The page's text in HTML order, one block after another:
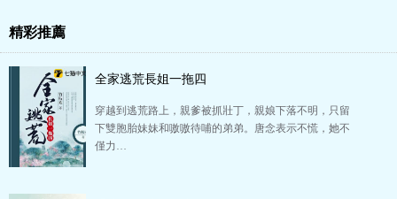
精彩推薦
全家逃荒長姐一拖四
穿越到逃荒路上，親爹被抓壯丁，親娘下落不明，只留
下雙胞胎妹妹和嗷嗷待哺的弟弟。唐念表示不慌，她不
僅力…